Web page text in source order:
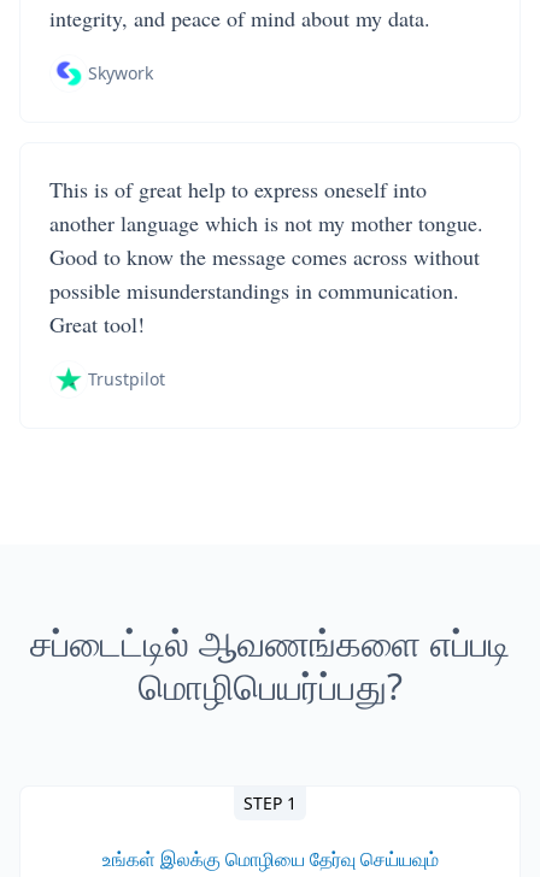
integrity, and peace of mind about my data.
Skywork
This is of great help to express oneself into
another language which is not my mother tongue.
Good to know the message comes across without
possible misunderstandings in communication.
Great tool!
Trustpilot
சப்டைட்டில் ஆவணங்களை எப்படி
மொழிபெயர்ப்பது?
STEP 1
உங்கள் இலக்கு மொழியை தேர்வு செய்யவும்